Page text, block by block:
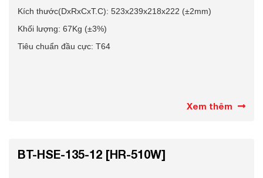
Kích thước(DxRxCxT.C): 523x239x218x222 (±2mm)
Khối lượng: 67Kg (±3%)
Tiêu chuẩn đầu cực: T64
Xem thêm
BT-HSE-135-12 [HR-510W]